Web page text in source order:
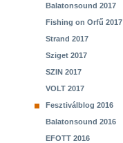
Balatonsound 2017
Fishing on Orfű 2017
Strand 2017
Sziget 2017
SZIN 2017
VOLT 2017
Fesztiválblog 2016
Balatonsound 2016
EFOTT 2016